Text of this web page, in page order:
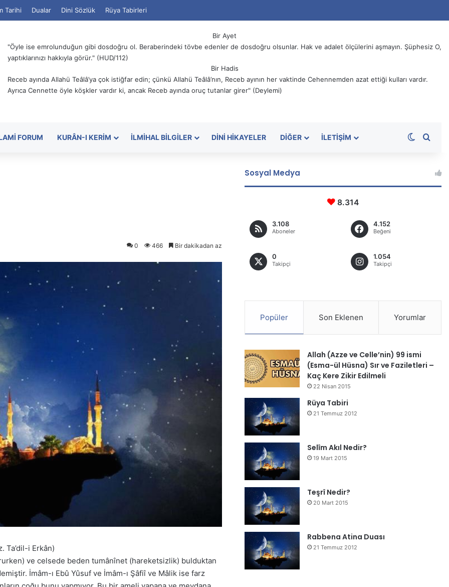
Tarihi Dualar Dini Sözlük Rüya Tabirleri
Bir Ayet
"Öyle ise emrolunduğun gibi dosdoğru ol. Beraberindeki tövbe edenler de dosdoğru olsunlar. Hak ve adalet ölçülerini aşmayın. Şüphesiz O,
yaptıklarınızı hakkıyla görür." (HUD/112)
Bir Hadis
Receb ayında Allahü Teâlâ’ya çok istiğfar edin; çünkü Allahü Teâlâ’nın, Receb ayının her vaktinde Cehennemden azat ettiği kulları vardır.
Ayrıca Cennette öyle köşkler vardır ki, ancak Receb ayında oruç tutanlar girer" (Deylemi)
FORUM KURÂN-I KERIM İLMIHAL BILGILER DINI HIKAYELER DIĞER İLETIŞIM Dış
0 466 Bir dakikadan az
Ta’dil-i Erkân)
ve celsede beden tumânînet (hareketsizlik) bulduktan
İmâm-ı Ebû Yûsuf ve İmâm-ı Şâfiî ve Mâlik ise farz
Sosyal Medya
8.314
3.108
Aboneler
4.152
Beğeni
0
Takipçi
1.054
Takipçi
Popüler Son Eklenen Yorumlar
Allah (Azze ve Celle’nin) 99 ismi
(Esma-ül Hüsna) Sır ve Faziletleri –
Kaç Kere Zikir Edilmeli
22 Nisan 2015
Rüya Tabiri
21 Temmuz 2012
Selîm Akıl Nedir?
19 Mart 2015
Teşrî Nedir?
20 Mart 2015
Rabbena Atina Duası
21 Temmuz 2012